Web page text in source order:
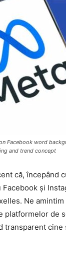
Facebook word
and trend concept
că, începând
și
Ne amintim
platformelor de
transparent